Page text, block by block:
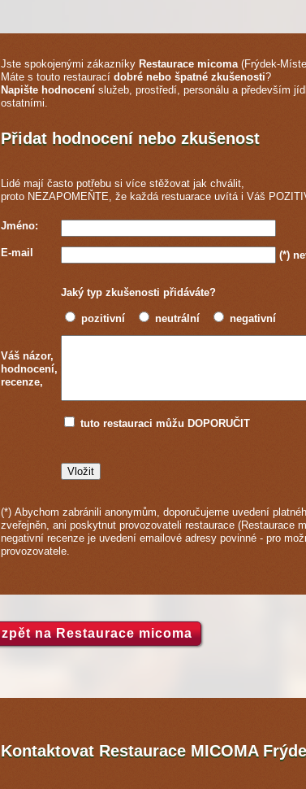
Jste spokojenými zákazníky Restaurace micoma(Frýdek-
Máte s touto restaurací dobré nebo špatné zkušenosti?
Napište hodnocení služeb, prostředí, personálu a především
ostatními.
Přidat hodnocení nebo zkušenost
Lidé mají často potřebu si více stěžovat jak chválit,
proto NEZAPOMEŇTE, že každá restuarace uvítá i Váš
Jméno:
E-mail (*)
Jaký typ zkušenosti přidáváte?
pozitivní neutrální negativní
Váš názor,
hodnocení,
recenze,
tuto restauraci můžu DOPORUČIT
(*) Abychom zabránili anonymům, doporučujeme uvedení
zveřejněn, ani poskytnut provozovateli restaurace (Restaurace
negativní recenze je uvedení emailové adresy povinné - pro
provozovatele.
zpět na Restaurace micoma
Kontaktovat Restaurace MICOMA